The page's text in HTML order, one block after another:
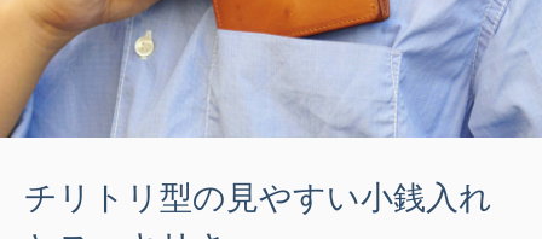
チリトリ型の見やすい小銭入れ